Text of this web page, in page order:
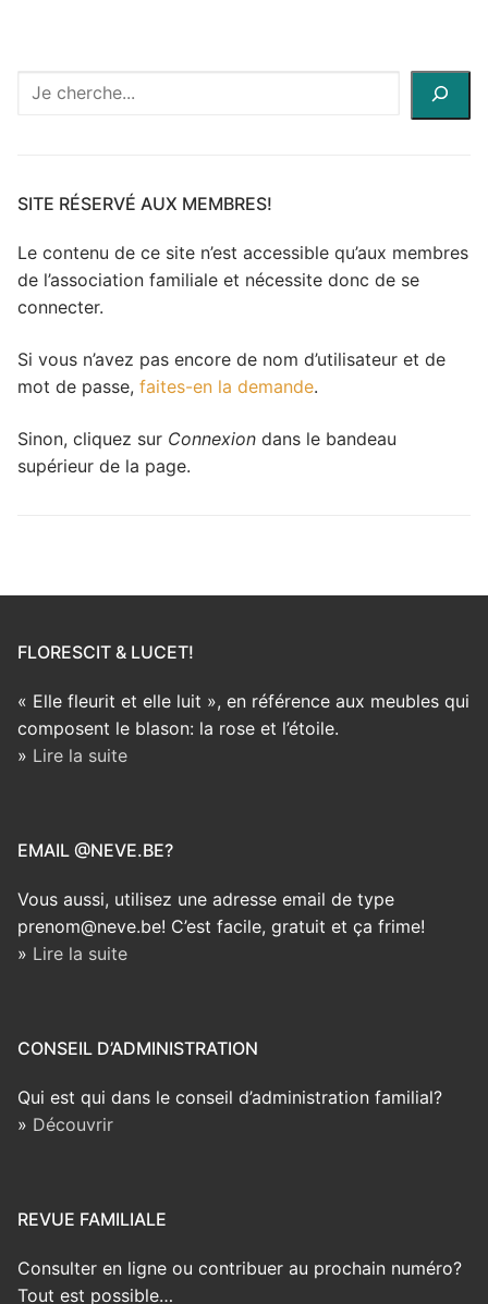
Recherche
site
SITE RÉSERVÉ AUX MEMBRES!
Le contenu de ce site n’est accessible qu’aux membres
de l’association familiale et nécessite donc de se
connecter.
Si vous n’avez pas encore de nom d’utilisateur et de
mot de passe, faites-en la demande.
Sinon, cliquez sur Connexion dans le bandeau
supérieur de la page.
FLORESCIT & LUCET!
« Elle fleurit et elle luit », en référence aux meubles qui
composent le blason: la rose et l’étoile.
» Lire la suite
EMAIL @NEVE.BE?
Vous aussi, utilisez une adresse email de type
prenom@neve.be! C’est facile, gratuit et ça frime!
» Lire la suite
CONSEIL D’ADMINISTRATION
Qui est qui dans le conseil d’administration familial?
» Découvrir
REVUE FAMILIALE
Consulter en ligne ou contribuer au prochain numéro?
Tout est possible…